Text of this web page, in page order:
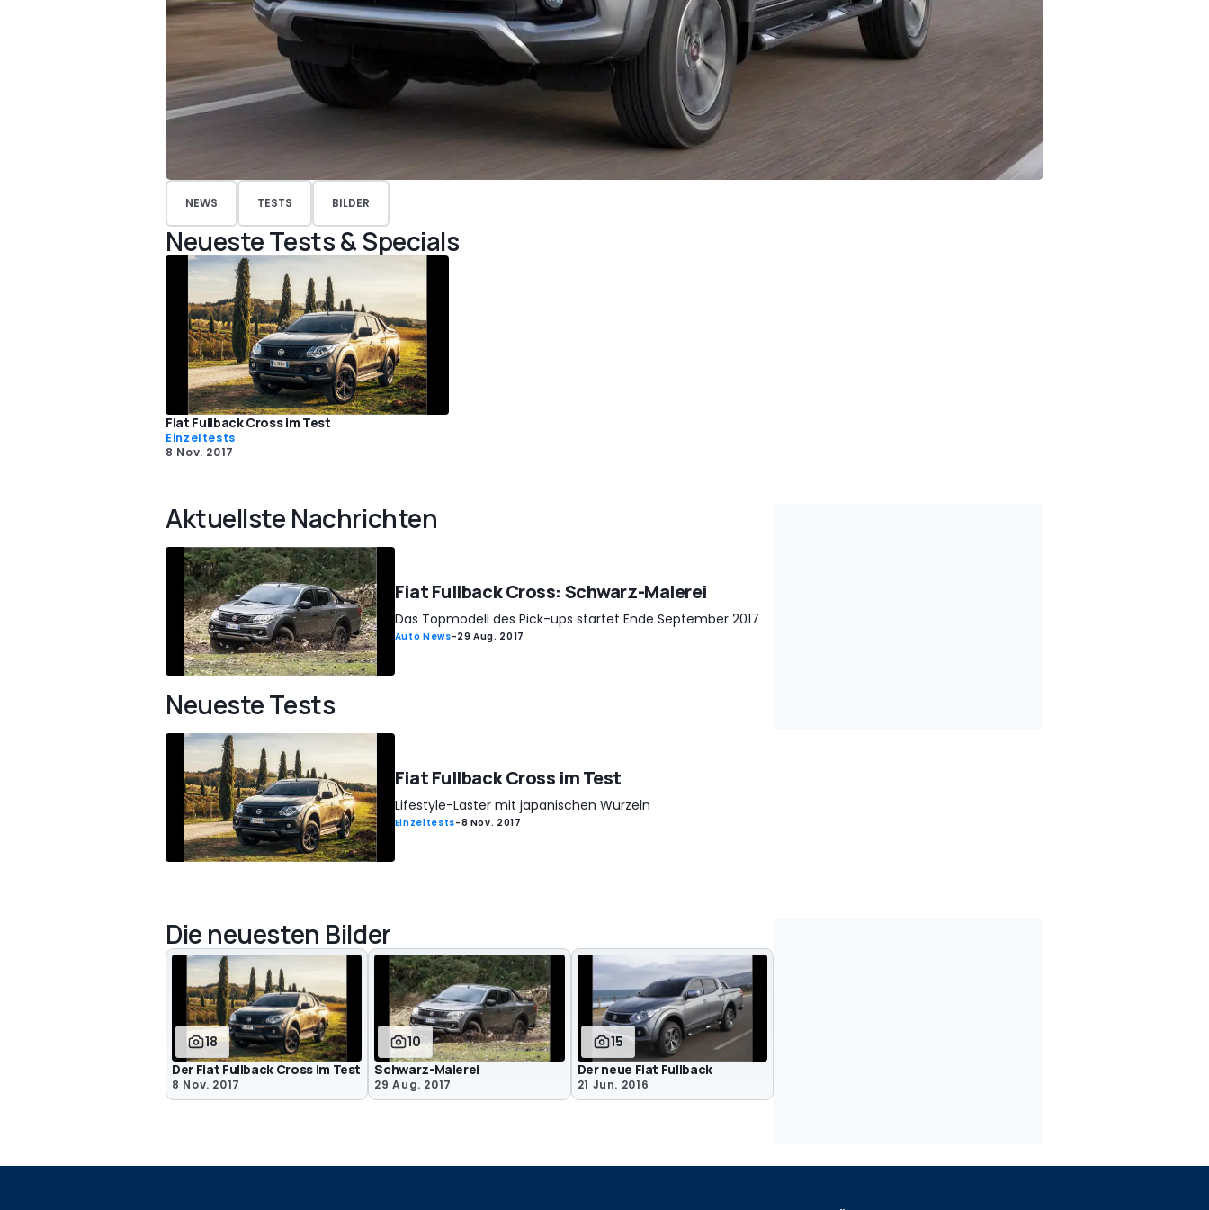
NEWS TESTS BILDER
Neueste Tests & Specials
Fiat Fullback Cross im Test
Einzeltests
8 Nov. 2017
Aktuellste Nachrichten
Fiat Fullback Cross: Schwarz-Malerei
Das Topmodell des Pick-ups startet Ende September 2017
Auto News-29 Aug. 2017
Neueste Tests
Fiat Fullback Cross im Test
Lifestyle-Laster mit japanischen Wurzeln
Einzeltests-8 Nov. 2017
Die neuesten Bilder
18
Der Fiat Fullback Cross im Test
8 Nov. 2017
10
Schwarz-Malerei
29 Aug. 2017
15
Der neue Fiat Fullback
21 Jun. 2016